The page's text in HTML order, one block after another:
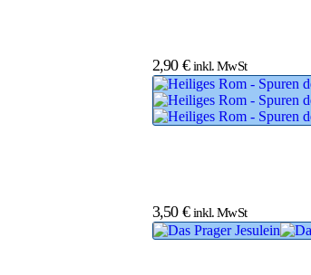
2,90 € inkl. MwSt
3,50 € inkl. MwSt